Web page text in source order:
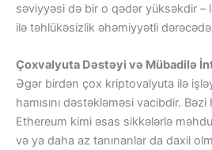
səviyyəsi də bir o qədər yüksəkdir –
ilə təhlükəsizlik əhəmiyyətli dərəcədə
Çoxvalyuta Dəstəyi və Mübadilə
Əgər birdən çox kriptovalyuta ilə
hamısını dəstəkləməsi vacibdir.
Ethereum kimi əsas sikkələrlə
və ya daha az tanınanlar da daxil